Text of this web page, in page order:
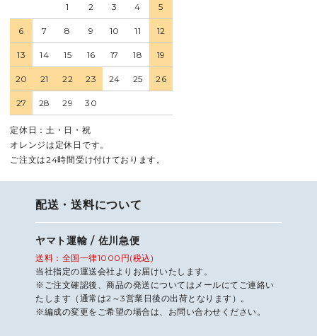
1 2 3 4 5
6 7 8 9 10 11 12
13 14 15 16 17 18 19
20 21 22 23 24 25 26
27 28 29 30
定休日：土・日・祝
オレンジは定休日です。
ご注文は24時間受け付けております。
配送・送料について
ヤマト運輸 / 佐川急便
送料：全国一律1000円(税込)
当社指定の運送会社よりお届けいたします。
※ご注文確認後、商品の発送についてはメールにてご連絡い
たします（通常は2～3営業日後の出荷となります）。
※編成の変更をご希望の場合は、お問い合わせください。